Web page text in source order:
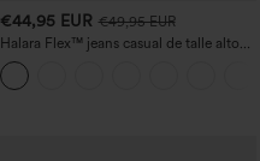
€44,95 EUR €49,95 EUR
Halara Flex™ jeans casual de talle alto
con bolsillos, pierna recta y lavados